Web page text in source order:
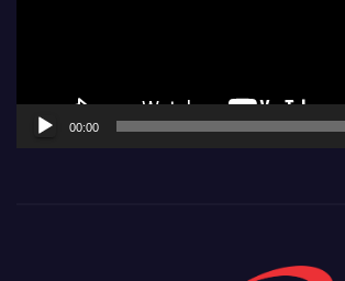
00:00